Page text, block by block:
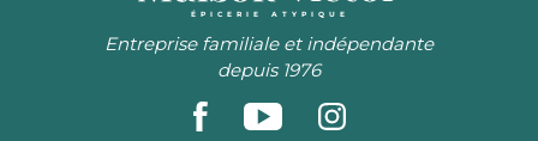
ÉPICERIE ATYPIQUE
Entreprise familiale et indépendante
depuis 1976